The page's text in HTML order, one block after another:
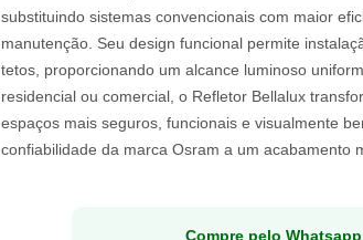
substituindo sistemas convencionais com maior
manutenção. Seu design funcional permite
tetos, proporcionando um alcance luminoso
residencial ou comercial, o Refletor Bellalux
espaços mais seguros, funcionais e visualmente
confiabilidade da marca Osram a um acabamento
Compre pelo Whatsapp